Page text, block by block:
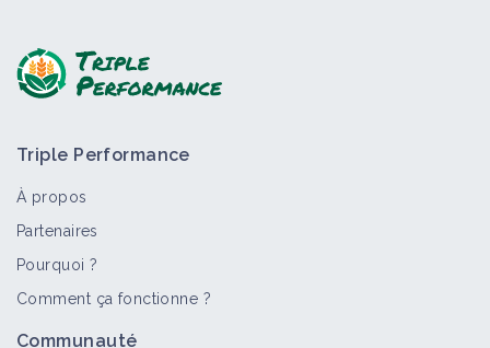
Triple Performance
À propos
Partenaires
Pourquoi ?
Comment ça fonctionne ?
Communauté